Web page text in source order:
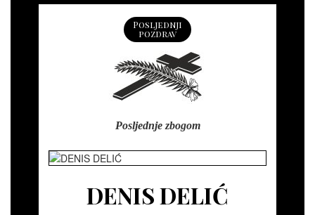
Posljednji
pozdrav
Posljednje zbogom
DENIS DELIĆ